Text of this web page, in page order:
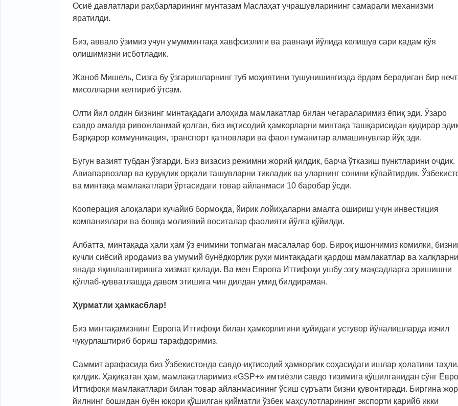
Осиё давлатлари раҳбарларининг мунтазам Маслаҳат учрашувларининг самарали механизми
яратилди.
Биз, аввало ўзимиз учун умумминтақа хавфсизлиги ва равнақи йўлида келишув сари қадам қўя
олишимизни исботладик.
Жаноб Мишель, Сизга бу ўзгаришларнинг туб моҳиятини тушунишингизда ёрдам берадиган бир
мисолларни келтириб ўтсам.
Олти йил олдин бизнинг минтақадаги алоҳида мамлакатлар билан чегараларимиз ёпиқ эди. Ўзаро
савдо амалда ривожланмай қолган, биз иқтисодий ҳамкорларни минтақа ташқарисидан қидирар
Барқарор коммуникация, транспорт қатновлари ва фаол гуманитар алмашинувлар йўқ эди.
Бугун вазият тубдан ўзгарди. Биз визасиз режимни жорий қилдик, барча ўтказиш пунктларини очдик.
Авиапарвозлар ва қуруқлик орқали ташувларни тикладик ва уларнинг сонини кўпайтирдик.
ва минтақа мамлакатлари ўртасидаги товар айланмаси 10 баробар ўсди.
Кооперация алоқалари кучайиб бормоқда, йирик лойиҳаларни амалга ошириш учун инвестиция
компаниялари ва бошқа молиявий воситалар фаолияти йўлга қўйилди.
Албатта, минтақада ҳали ҳам ўз ечимини топмаган масалалар бор. Бироқ ишончимиз комилки,
кучли сиёсий иродамиз ва умумий бунёдкорлик руҳи минтақадаги қардош мамлакатлар ва халқларни
янада яқинлаштиришга хизмат қилади. Ва мен Европа Иттифоқи ушбу эзгу мақсадларга эришишни
қўллаб-қувватлашда давом этишига чин дилдан умид билдираман.
Ҳурматли ҳамкасблар!
Биз минтақамизнинг Европа Иттифоқи билан ҳамкорлигини қуйидаги устувор йўналишларда изчил
чуқурлаштириб бориш тарафдоримиз.
Саммит арафасида биз Ўзбекистонда савдо-иқтисодий ҳамкорлик соҳасидаги ишлар ҳолатини
қилдик. Ҳақиқатан ҳам, мамлакатларимиз «GSP+» имтиёзли савдо тизимига қўшилганидан сўнг
Иттифоқи мамлакатлари билан товар айланмасининг ўсиш суръати бизни қувонтиради. Биргина
йилнинг бошидан буён юқори қўшилган қийматли ўзбек маҳсулотларининг экспорти қарийб икки